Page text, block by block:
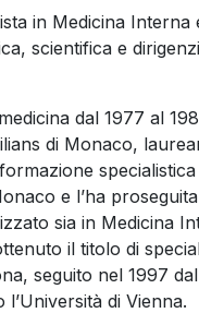
in Medicina Interna
scientifica e
dal 1977 al
di Monaco,
e l’ha proseguita
sia in Medicina
il titolo di
seguito nel 1997
di Vienna.